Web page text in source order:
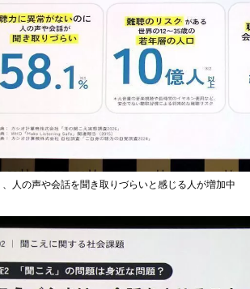
人の声や会話を聞き取りづらいと感じる人が増加中